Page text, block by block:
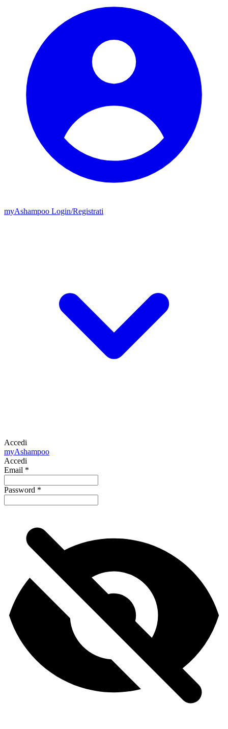
myAshampoo Login/Registrati
Accedi
myAshampoo
Accedi
Email *
Password *